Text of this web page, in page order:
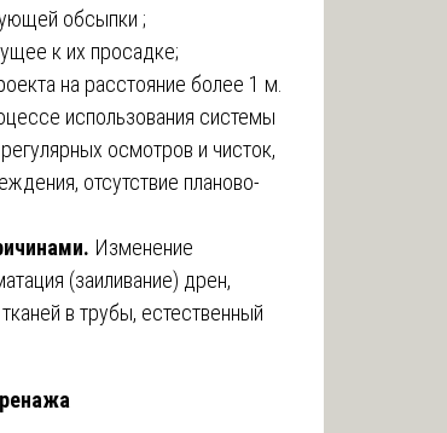
обсыпки ;
к их просадке;
на расстояние более 1 м.
использования системы
осмотров и чисток,
отсутствие планово-
Изменение
(заиливание) дрен,
в трубы, естественный